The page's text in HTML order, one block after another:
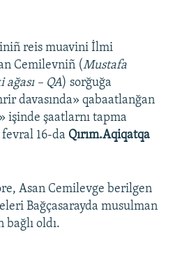
reis muavini İlmi
Cemilevniñ (Mustafa
– QA) sorğuğa
davasında» qabaatlanğan
işinde şaatlarnı tapma
fevral 16-da Qırım.Aqiqatqa
Asan Cemilevge berilgen
Bağçasarayda musulman
bağlı oldı.